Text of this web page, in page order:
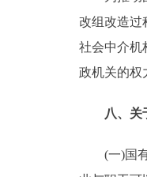
改组改造过
社会中介机
政机关的权
八、关
(一)国有